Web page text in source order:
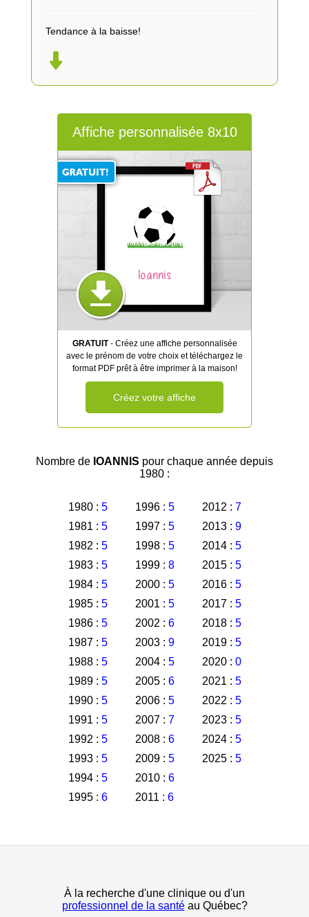
Tendance à la baisse!
Affiche personnalisée 8x10
Ioannis
GRATUIT- Créez une affiche personnalisée
avec le prénom de votre choix et téléchargez le
format PDF prêt à être imprimer à la maison!
Créez votre affiche
Nombre de IOANNIS pour chaque année depuis
1980 :
1980 : 5
1981 : 5
1982 : 5
1983 : 5
1984 : 5
1985 : 5
1986 : 5
1987 : 5
1988 : 5
1989 : 5
1990 : 5
1991 : 5
1992 : 5
1993 : 5
1994 : 5
1995 : 6
1996 : 5
1997 : 5
1998 : 5
1999 : 8
2000 : 5
2001 : 5
2002 : 6
2003 : 9
2004 : 5
2005 : 6
2006 : 5
2007 : 7
2008 : 6
2009 : 5
2010 : 6
2011 : 6
2012 : 7
2013 : 9
2014 : 5
2015 : 5
2016 : 5
2017 : 5
2018 : 5
2019 : 5
2020 : 0
2021 : 5
2022 : 5
2023 : 5
2024 : 5
2025 : 5
À la recherche d'une clinique ou d'un
professionnel de la santéau Québec?